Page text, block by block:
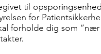
til
for
forholde dig som